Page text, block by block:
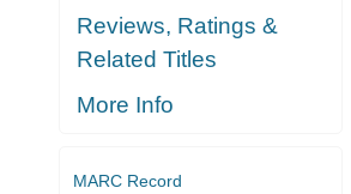
Reviews, Ratings &
Related Titles
More Info
MARC Record